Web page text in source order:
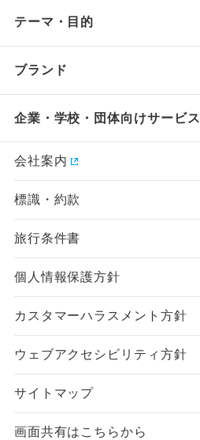
テーマ・目的
ブランド
企業・学校・団体向けサービス
会社案内
標識・約款
旅行条件書
個人情報保護方針
カスタマーハラスメント方針
ウェブアクセシビリティ方針
サイトマップ
画面共有はこちらから